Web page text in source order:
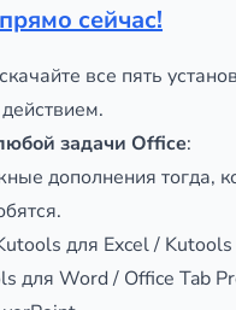
прямо сейчас!
все пять
задачи Office:
дополнения тогда,
для Excel /
для Word / Office Tab